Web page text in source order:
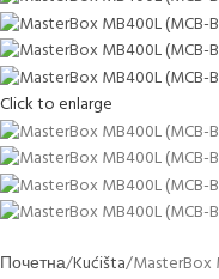
Click to enlarge
Почетна Kućišta MasterBox